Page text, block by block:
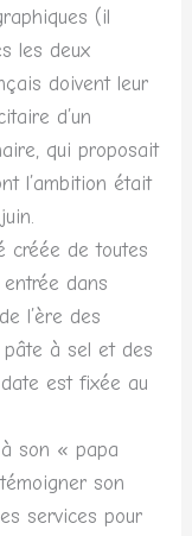
(il
les deux
doivent leur
d’un
qui proposait
l’ambition était
créée de toutes
dans
l’ère des
à sel et des
est fixée au
son « papa
son
services pour